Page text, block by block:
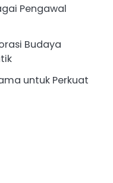
Pengawal
Budaya
untuk Perkuat